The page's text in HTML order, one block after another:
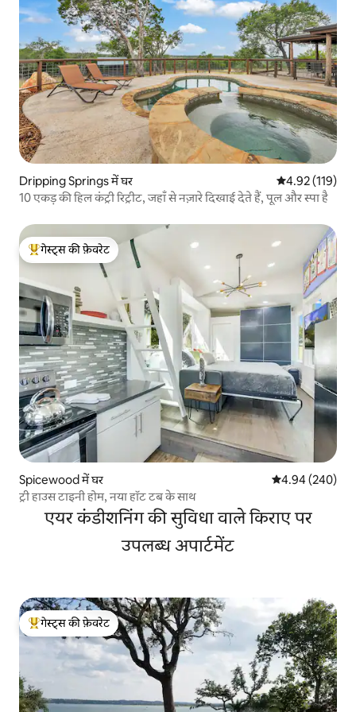
Dripping Springs में घर औसत रेटिंग 5 में से
4.92 (119)
10 एकड़ की हिल कंट्री रिट्रीट, जहाँ से नज़ारे दिखाई देते हैं, पूल और स्पा है
गेस्ट्स का टॉप फ़ेवरेट
गेस्ट्स की फ़ेवरेट
Spicewood में घर औसत रेटिंग 5 में से
4.94 (240)
ट्री हाउस टाइनी होम, नया हॉट टब के साथ
एयर कंडीशनिंग की सुविधा वाले किराए पर
उपलब्ध अपार्टमेंट
गेस्ट्स का टॉप फ़ेवरेट
गेस्ट्स की फ़ेवरेट